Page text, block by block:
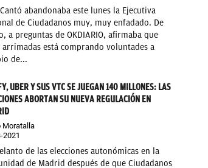
abandonaba este lunes la Ejecutiva
de Ciudadanos muy, muy enfadado. De
a preguntas de OKDIARIO, afirmaba que
arrimadas está comprando voluntades a
de...
UBER Y SUS VTC SE JUEGAN 140 MILLONES: LAS
ABORTAN SU NUEVA REGULACIÓN EN
Moratalla
2021
de las elecciones autonómicas en la
de Madrid después de que Ciudadanos